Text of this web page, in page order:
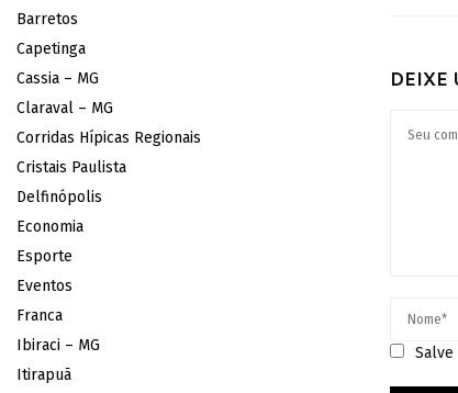
DEIXE
Barretos
Capetinga
Cassia – MG
Claraval – MG
Corridas Hípicas Regionais
Cristais Paulista
Delfinópolis
Economia
Esporte
Eventos
Franca
Ibiraci – MG
Itirapuã